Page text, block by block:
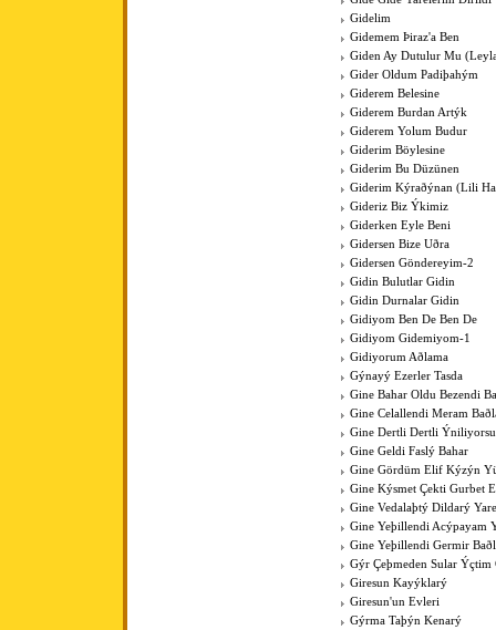
Gidelim
Gidemem Þiraz'a Ben
Giden Ay Dutulur Mu
Gider Oldum Padiþahým
Giderem Belesine
Giderem Burdan Artýk
Giderem Yolum Budur
Giderim Böylesine
Giderim Bu Düzünen
Giderim Kýraðýnan (Lili
Gideriz Biz Ýkimiz
Giderken Eyle Beni
Gidersen Bize Uðra
Gidersen Göndereyim-2
Gidin Bulutlar Gidin
Gidin Durnalar Gidin
Gidiyom Ben De Ben De
Gidiyom Gidemiyom-1
Gidiyorum Aðlama
Gýnayý Ezerler Tasda
Gine Bahar Oldu Bezendi
Gine Celallendi Meram
Gine Dertli Dertli
Gine Geldi Faslý Bahar
Gine Gördüm Elif Kýzýn
Gine Kýsmet Çekti Gurbet
Gine Vedalaþtý Dildarý
Gine Yeþillendi Acýpayam
Gine Yeþillendi Germir
Gýr Çeþmeden Sular Ýçtim
Giresun Kayýklarý
Giresun'un Evleri
Gýrma Taþýn Kenarý